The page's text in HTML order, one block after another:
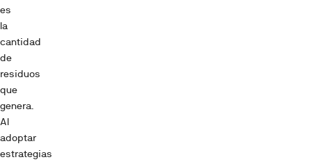
es
la
cantidad
de
residuos
que
genera.
Al
adoptar
estrategias